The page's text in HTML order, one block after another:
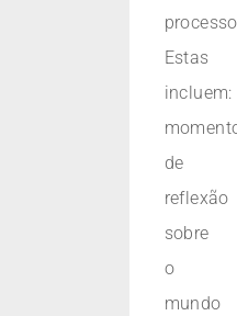
Estas
incluem:
de
reflexão
sobre
o
mundo